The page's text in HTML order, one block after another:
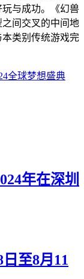
与成功。《幻兽
间交叉的中间地
类别传统游戏完
全球梦想盛典
年在深圳
至8月11